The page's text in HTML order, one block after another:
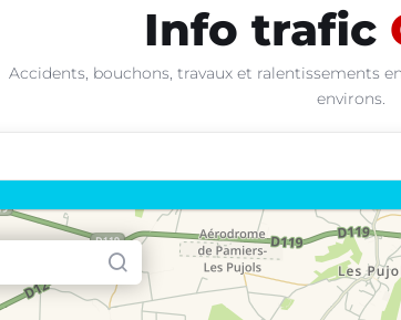
Info trafic
Accidents, bouchons, travaux et ralentissements
environs.